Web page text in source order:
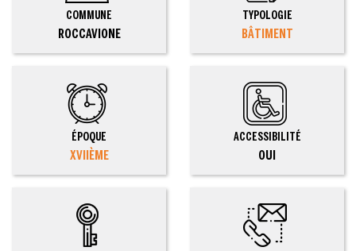
COMMUNE
ROCCAVIONE
TYPOLOGIE
BÂTIMENT
ÉPOQUE
XVIIÈME
ACCESSIBILITÉ
OUI